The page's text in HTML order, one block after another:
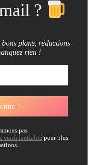
?
plans, réductions
rien !
pas.
confidentialité pour plus